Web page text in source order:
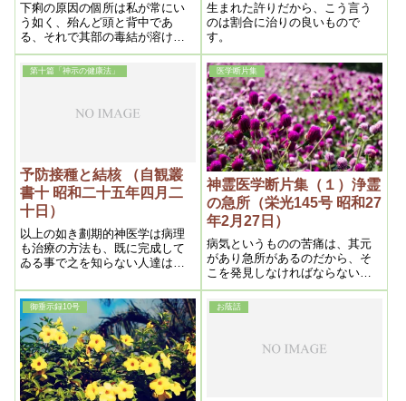
下痢の原因の個所は私が常にい
う如く、殆んど頭と背中であ
る、それで其部の毒結が溶け
て、一旦腹に集まり下痢する場
合と、飲食物の中毒による場合
と両方がある、特に頭の浄化に
際肛門から出るのを痔出血と言
生まれた許りだから、こう言う
のは割合に治りの良いもので
す。
第十篇「神示の健康法」
予防接種と結核 （自観叢
書十 昭和二十五年四月二
十日）
以上の如き劃期的神医学は病理
も治療の方法も、既に完成して
ゐる事で之を知らない人達は迷
であるから、其人達こそ吾等か
ら見れば恐るべき迷信に掛って
ゐるといへよう。
医学断片集
神霊医学断片集（１）浄霊
の急所（栄光145号 昭和27
年2月27日）
病気というものの苦痛は、其元
があり急所があるのだから、そ
こを発見しなければならない
が、それを知らない医学は、只
苦痛の個所だけを治そうとする
ので仲々治らず、治っても一時
ら、右の意味を教えてやりたい
御垂示録10号 お蔭話